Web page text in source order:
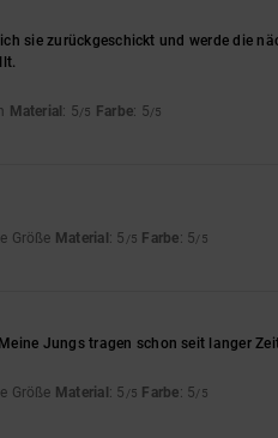
sie zurückgeschickt und werde die
Material: 5/5 Farbe: 5/5
Größe Material: 5 /5 Farbe: 5/5
Jungs tragen schon seit langer
Größe Material: 5 /5 Farbe: 5/5